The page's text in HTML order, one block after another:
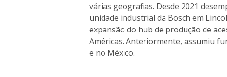
várias geografias. Desde 2021
unidade industrial da Bosch em
expansão do hub de produção de
Américas. Anteriormente, assumiu
e no México.